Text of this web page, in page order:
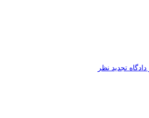
تجدید نظر